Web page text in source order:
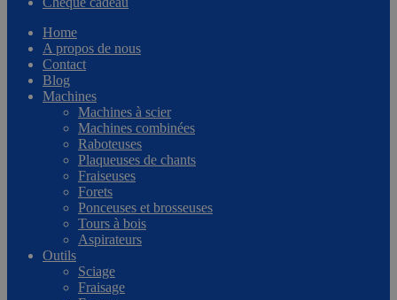
Home
A propos de nous
Contact
Blog
Machines
Machines à scier
Machines combinées
Raboteuses
Plaqueuses de chants
Fraiseuses
Forets
Ponceuses et brosseuses
Tours à bois
Aspirateurs
Outils
Sciage
Fraisage